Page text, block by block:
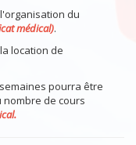
du
médical).
location de
pourra être
de cours